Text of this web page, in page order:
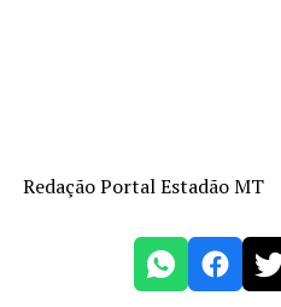
Redação Portal Estadão MT